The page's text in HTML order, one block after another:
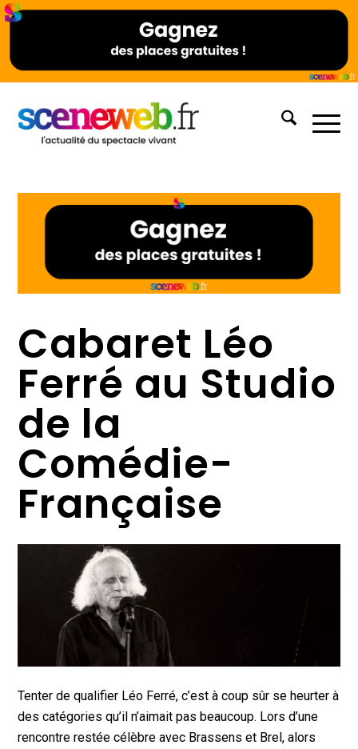
Cabaret Léo
Ferré au Studio
de la
Comédie-
Française
Tenter de qualifier Léo Ferré, c’est à coup sûr se heurter à
des catégories qu’il n’aimait pas beaucoup. Lors d’une
rencontre restée célèbre avec Brassens et Brel, alors